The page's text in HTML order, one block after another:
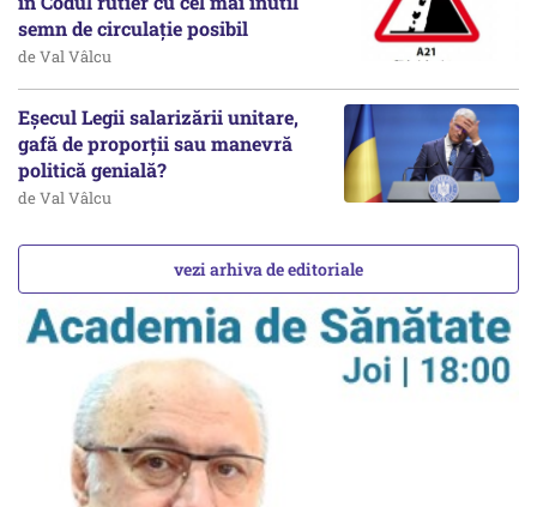
semn de circulație posibil
de Val Vâlcu
Eșecul Legii salarizării unitare,
gafă de proporții sau manevră
politică genială?
de Val Vâlcu
vezi arhiva de editoriale